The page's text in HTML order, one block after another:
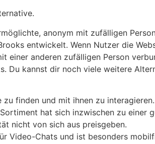
anonym mit zufälligen
entwickelt. Wenn Nutzer die
einer anderen zufälligen Person
kannst dir noch viele weitere
finden und mit ihnen zu interagieren.
hat sich inzwischen zu einer
nicht von sich aus preisgeben.
Video-Chats und ist besonders